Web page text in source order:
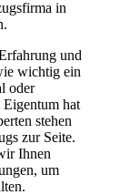
in
und
wichtig ein
oder
hat
stehen
zur Seite.
Ihnen
um